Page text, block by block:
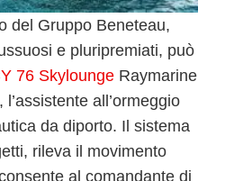
del Gruppo Beneteau,
e pluripremiati, può
76 Skylounge Raymarine
l’assistente all’ormeggio
da diporto. Il sistema
rileva il movimento
al comandante di